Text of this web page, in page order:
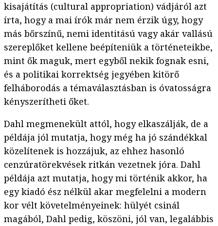
kisajátítás (cultural appropriation) vádjáról azt
írta, hogy a mai írók már nem érzik úgy, hogy
más bőrszínű, nemi identitású vagy akár vallású
szereplőket kellene beépíteniük a történeteikbe,
mint ők maguk, mert egyből nekik fognak esni,
és a politikai korrektség jegyében kitörő
felháborodás a témaválasztásban is óvatosságra
kényszerítheti őket.
Dahl megmenekült attól, hogy elkaszálják, de a
példája jól mutatja, hogy még ha jó szándékkal
közelítenek is hozzájuk, az ehhez hasonló
cenzúratörekvések ritkán vezetnek jóra. Dahl
példája azt mutatja, hogy mi történik akkor, ha
egy kiadó ész nélkül akar megfelelni a modern
kor vélt követelményeinek: hülyét csinál
magából, Dahl pedig, köszöni, jól van, legalábbis